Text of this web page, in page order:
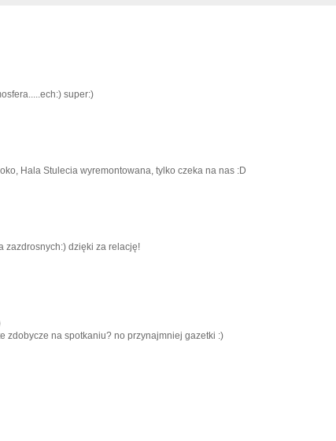
super:)
Hala Stulecia wyremontowana, tylko czeka na nas :D
zazdrosnych:) dzięki za relację!
zdobycze na spotkaniu? no przynajmniej gazetki :)